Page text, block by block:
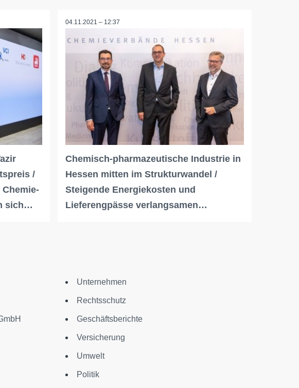
/
sich…
04.11.2021 – 12:37
Chemisch-pharmazeutische Industrie in
Hessen mitten im Strukturwandel /
Steigende Energiekosten und
Lieferengpässe verlangsamen…
Unternehmen
Rechtsschutz
Geschäftsberichte
Versicherung
Umwelt
Politik